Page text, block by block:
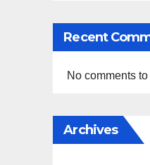
Recent
No comments to
Archives